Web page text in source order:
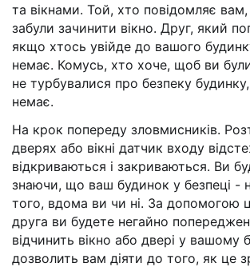
та вікнами. Той, хто повідомляє
забули зачинити вікно. Друг, який
якщо хтось увійде до вашого
немає. Комусь, хто хоче, щоб ви були
не турбувалися про безпеку
немає.
На крок попереду зловмисників.
дверях або вікні датчик входу
відкриваються і закриваються. Ви
знаючи, що ваш будинок у безпеці -
того, вдома ви чи ні. За допомогою
друга ви будете негайно
відчинить вікно або двері у вашому
дозволить вам діяти до того, як це